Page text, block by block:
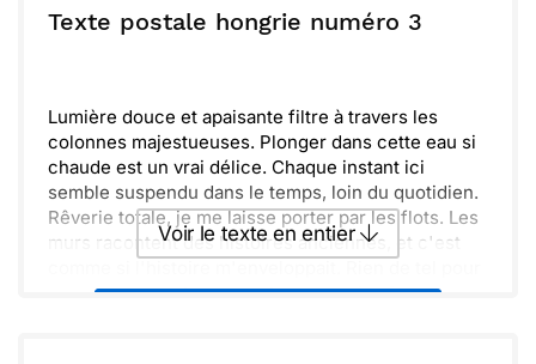
Texte postale hongrie numéro 3
Lumière douce et apaisante filtre à travers les
colonnes majestueuses. Plonger dans cette eau si
chaude est un vrai délice. Chaque instant ici
semble suspendu dans le temps, loin du quotidien.
Rêverie totale, je me laisse porter par les flots. Les
murs racontent des histoires anciennes, et c'est
se ressourcer et se recentrer sur soi-même.
Voir le texte en entier